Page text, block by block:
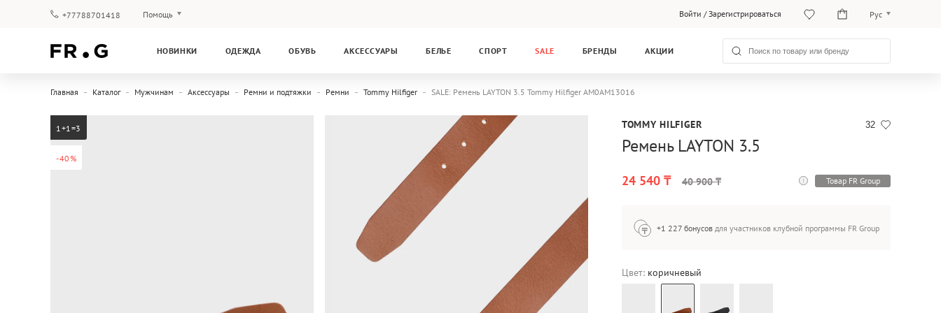
+77788701418 Помощь Войти /Зарегистрироваться Рус
Қаз
НОВИНКИ ОДЕЖДА ОБУВЬ АКСЕССУАРЫ БЕЛЬЕ СПОРТ SALE БРЕНДЫ АКЦИИ
Главная Каталог Мужчинам Аксессуары Ремни и подтяжки Ремни Tommy Hilfiger SALE: Ремень LAYTON 3.5 Tommy Hilfiger AM0AM13016
-40%
1+1=3 32
TOMMY HILFIGER
Ремень LAYTON 3.5
24 540 ₸ 40 900 ₸ Товар FR Group
+1 227 бонусов для участников клубной программы FR Group
Цвет: коричневый